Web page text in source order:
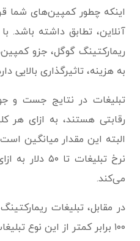
اینکه چطور کمپین‌های شما
آنلاین، تطابق داشته باشد.
ریمارکتینگ گوگل، جزو
به هزینه، تاثیرگذاری بالایی
تبلیغات در نتایج جست و
رقابتی هستند، به ازای هر
البته این مقدار میانگین
نرخ تبلیغات
می‌کند.
۱۰۰ برابر کمتر از این نوع تبلیغات، هزینه دارد.